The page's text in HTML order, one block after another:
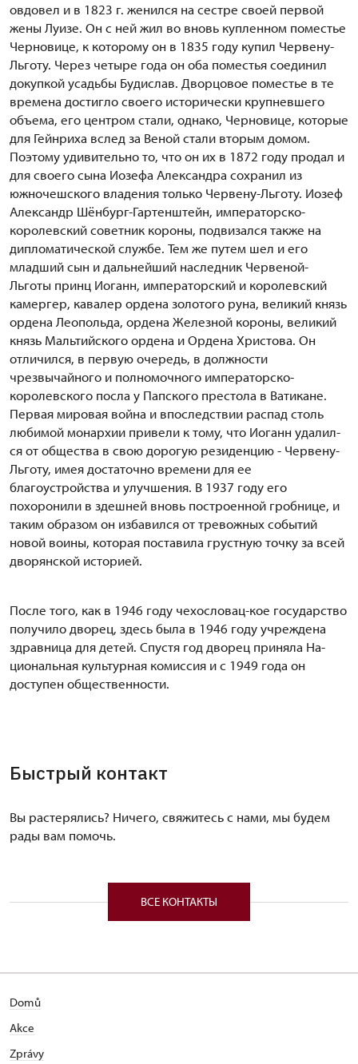
овдовел и в 1823 г. женился на сестре своей первой
жены Луизе. Он с ней жил во вновь купленном поместье
Черновице, к которому он в 1835 году купил Червену-
Льготу. Через четыре года он оба поместья соединил
докупкой усадьбы Будислав. Дворцовое поместье в те
времена достигло своего исторически крупневшего
объема, его центром стали, однако, Черновице, которые
для Гейнриха вслед за Веной стали вторым домом.
Поэтому удивительно то, что он их в 1872 году продал и
для своего сына Иозефа Александра сохранил из
южночешского владения только Червену-Льготу. Иозеф
Александр Шёнбург-Гартенштейн, императорско-
королевский советник короны, подвизался также на
дипломатической службе. Тем же путем шел и его
младший сын и дальнейший наследник Червеной-
Льготы принц Иоганн, императорский и королевский
камергер, кавалер ордена золотого руна, великий князь
ордена Леопольда, ордена Железной короны, великий
князь Мальтийского ордена и Ордена Христова. Он
отличился, в первую очередь, в должности
чрезвычайного и полномочного императорско-
королевского посла у Папского престола в Ватикане.
Первая мировая война и впоследствии распад столь
любимой монархии привели к тому, что Иоганн удалил-
ся от общества в свою дорогую резиденцию - Червену-
Льготу, имея достаточно времени для ее
благоустройства и улучшения. В 1937 году его
похоронили в здешней вновь построенной гробнице, и
таким образом он избавился от тревожных событий
новой воины, которая поставила грустную точку за всей
дворянской историей.
После того, как в 1946 году чехословац-кое государство
получило дворец, здесь была в 1946 году учреждена
здравница для детей. Спустя год дворец приняла На-
циональная культурная комиссия и с 1949 года он
доступен общественности.
Быстрый контакт
Вы растерялись? Ничего, свяжитесь с нами, мы будем
рады вам помочь.
ВСЕ КОНТАКТЫ
Domů
Akce
Zprávy